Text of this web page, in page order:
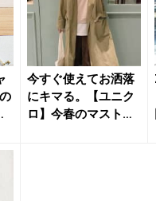
今すぐ使えてお洒落
にキマる。【ユニク
ロ】今春のマストバ